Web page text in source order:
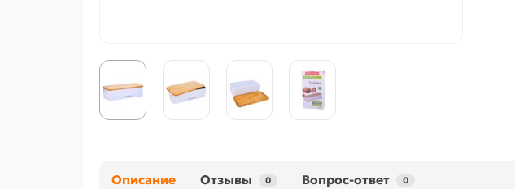
Описание Отзывы 0 Вопрос-ответ 0